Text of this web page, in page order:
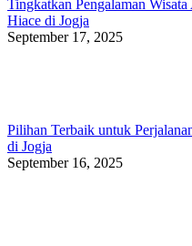
Tingkatkan Pengalaman
Hiace di Jogja
September 17, 2025
Pilihan Terbaik untuk
di Jogja
September 16, 2025